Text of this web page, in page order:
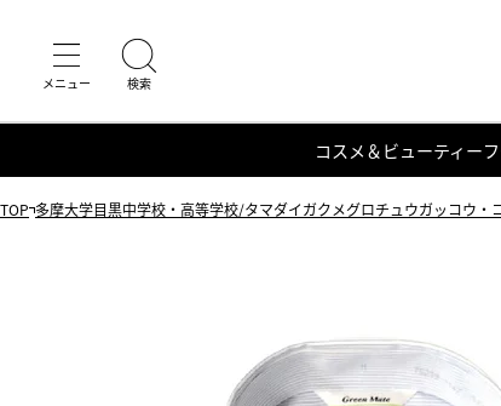
コスメ＆ビューティー
TOP 多摩大学目黒中学校・高等学校/タマダイガクメグロチュウガッコウ・